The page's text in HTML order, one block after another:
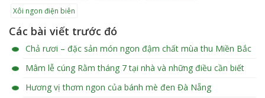
xôi ngon điện biên
Các bài viết trước đó
Chả rươi – đặc sản món ngon đậm chất mùa thu Miền Bắc
Mâm lễ cúng Rằm tháng 7 tại nhà và những điều cần biết
Hương vị thơm ngon của bánh mè đen Đà Nẵng